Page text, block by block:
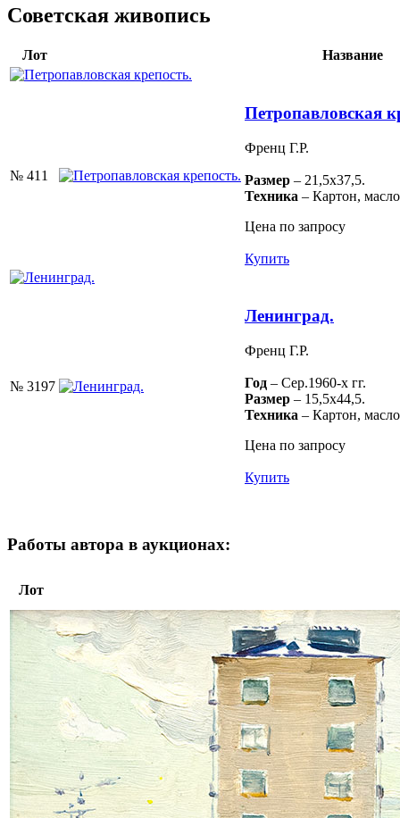
Советская живопись
Лот Название
№ 411
Петропавловская
Френц Г.Р.
Размер – 21,5х37,5.
Техника – Картон,
Цена по запросу
Купить
№ 3197
Ленинград.
Френц Г.Р.
Год – Сер.1960-х гг.
Размер – 15,5х44,5.
Техника – Картон,
Цена по запросу
Купить
Работы автора в аукционах:
Лот